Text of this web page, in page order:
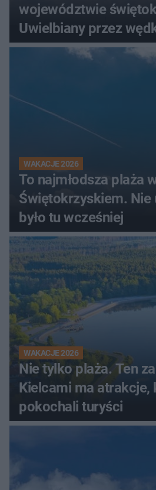
województwie
Uwielbiany przez
turystów
WAKACJE 2026
To najmłodsza plaża
Świętokrzyskiem. Nie
było tu wcześniej
WAKACJE 2026
Nie tylko plaża. Ten
Kielcami ma atrakcje,
pokochali turyści